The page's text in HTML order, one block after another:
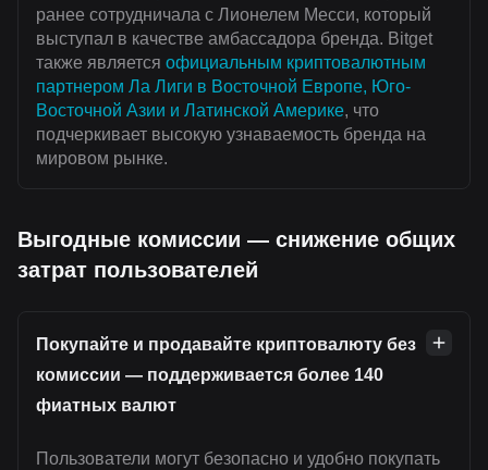
ранее сотрудничала с Лионелем Месси, который
выступал в качестве амбассадора бренда. Bitget
также является официальным криптовалютным
партнером Ла Лиги в Восточной Европе, Юго-
Восточной Азии и Латинской Америке, что
подчеркивает высокую узнаваемость бренда на
мировом рынке.
Выгодные комиссии — снижение общих
затрат пользователей
Покупайте и продавайте криптовалюту без
комиссии — поддерживается более 140
фиатных валют
Пользователи могут безопасно и удобно покупать